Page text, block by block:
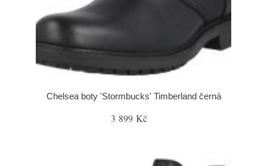
Chelsea boty 'Stormbucks' Timberland černá
3 899 Kč